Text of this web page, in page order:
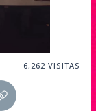
6,262 VISITAS